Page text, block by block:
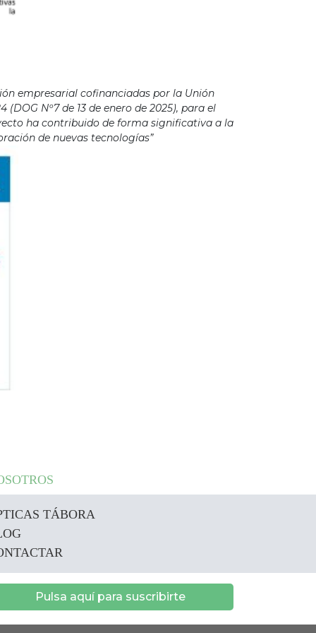
empresarial cofinanciadas por la Unión
Nº7 de 13 de enero de 2025), para el
ha contribuido de forma significativa a la
de nuevas tecnologías”
TÁBORA
Pulsa aquí para suscribirte